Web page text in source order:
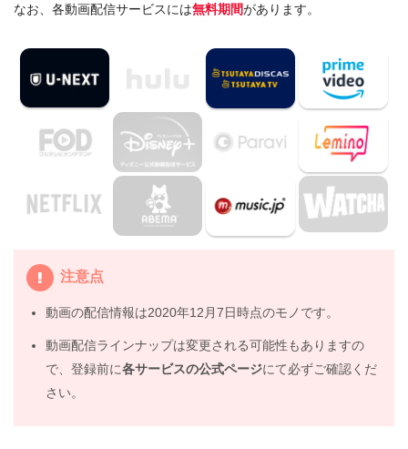
映画『バルーン 奇蹟の脱出飛行』を見たい人におすすめ
の関連作品
3.1『愛を読むひと』（2008年）
3.2『タクシー運転手〜約束は海を越えて〜』（2017年）
3.3 『グッバイ、レーニン！』（2003年）
4.映画『バルーン 奇蹟の脱出飛行』の動画はDailymotion
やPandoraではなく、配信サービスで安全に見よう
め
なお、各動画配信サービスには無料期間があります。
注意点
動画の配信情報は2020年12月7日時点のモノです。
動画配信ラインナップは変更される可能性もありますの
で、登録前に各サービスの公式ページにて必ずご確認くだ
さい。